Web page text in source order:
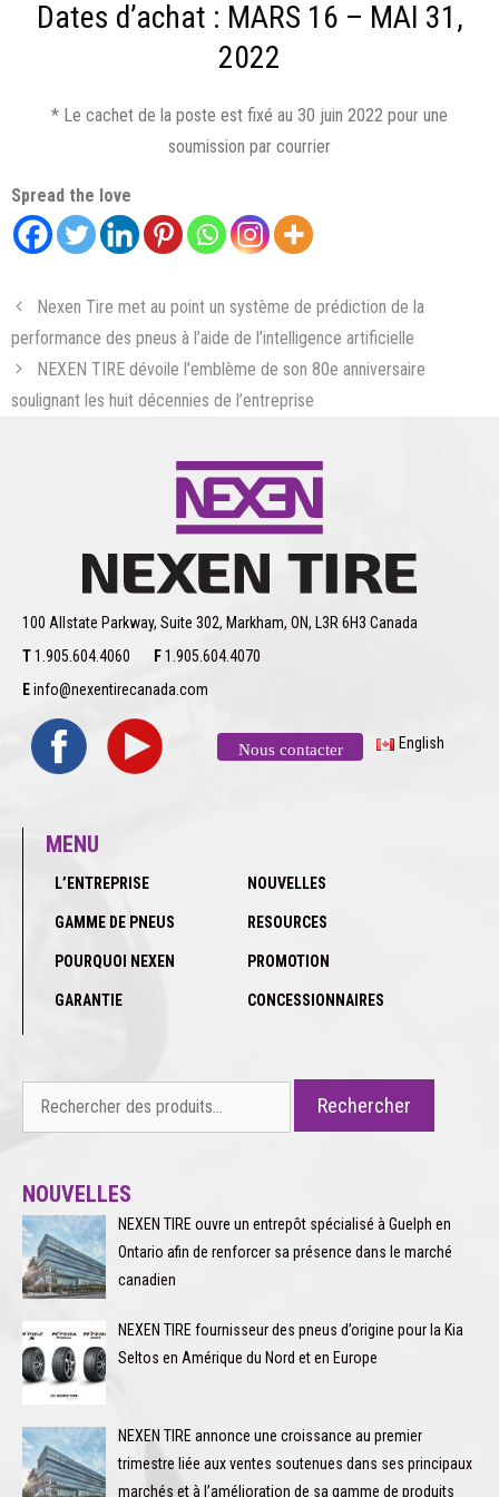
Dates d’achat : MARS 16 – MAI 31,
2022
* Le cachet de la poste est fixé au 30 juin 2022 pour une
soumission par courrier
Spread the love
Nexen Tire met au point un système de prédiction de la
performance des pneus à l’aide de l’intelligence artificielle
NEXEN TIRE dévoile l’emblème de son 80e anniversaire
soulignant les huit décennies de l’entreprise
100 Allstate Parkway, Suite 302, Markham, ON, L3R 6H3 Canada
T1.905.604.4060 F1.905.604.4070
Einfo@nexentirecanada.com
Nous contacter English
MENU
L’ENTREPRISE
GAMME DE PNEUS
POURQUOI NEXEN
GARANTIE
NOUVELLES
RESOURCES
PROMOTION
CONCESSIONNAIRES
Rechercher
NOUVELLES
NEXEN TIRE ouvre un entrepôt spécialisé à Guelph en
Ontario afin de renforcer sa présence dans le marché
canadien
NEXEN TIRE fournisseur des pneus d’origine pour la Kia
Seltos en Amérique du Nord et en Europe
NEXEN TIRE annonce une croissance au premier
trimestre liée aux ventes soutenues dans ses principaux
marchés et à l’amélioration de sa gamme de produits